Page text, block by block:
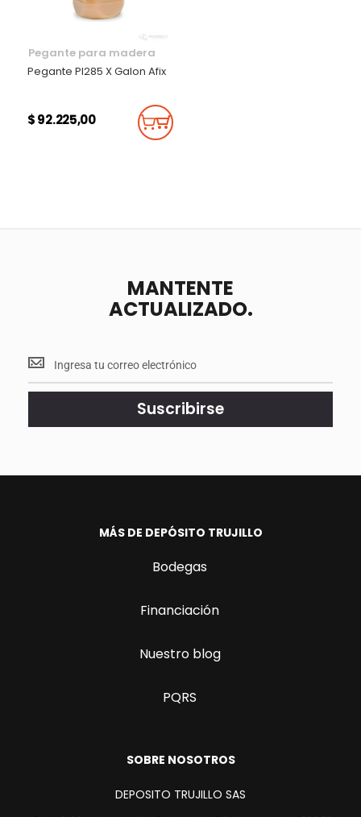
Pegante para madera
Pegante Pl285 X Galon Afix
$ 92.225,00 Añadir Al Carrito
MANTENTE
ACTUALIZADO.
Mantente
<br>
actualizado.
Suscribirse
MÁS DE DEPÓSITO TRUJILLO
Bodegas
Financiación
Nuestro blog
PQRS
SOBRE NOSOTROS
DEPOSITO TRUJILLO SAS